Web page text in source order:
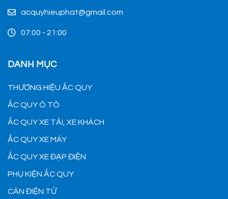
acquyhieuphat@gmail.com
07:00 - 21:00
DANH MỤC
THƯƠNG HIỆU ẮC QUY
ẮC QUY Ô TÔ
ẮC QUY XE TẢI, XE KHÁCH
ẮC QUY XE MÁY
ẮC QUY XE ĐẠP ĐIỆN
PHỤ KIỆN ẮC QUY
CÂN ĐIỆN TỬ